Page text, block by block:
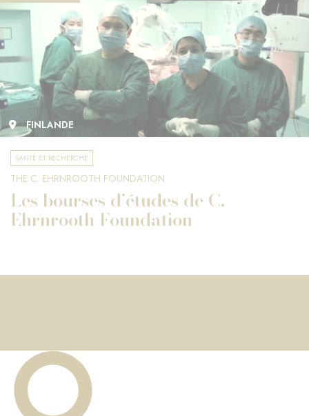
FINLANDE
SANTÉ ET RECHERCHE
THE C. EHRNROOTH FOUNDATION
Les bourses d’études de C.
Ehrnrooth Foundation